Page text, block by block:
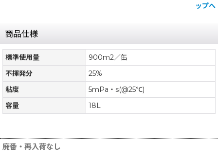
ップへ
商品仕様
標準使用量
900m2／缶
不揮発分
25%
粘度
5mPa・s(@25℃)
容量
18L
廃番・再入荷なし